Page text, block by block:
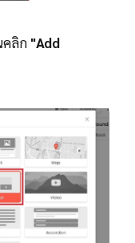
คลิก "Add